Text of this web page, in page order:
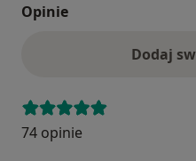
Opinie
Dodaj
74 opinie